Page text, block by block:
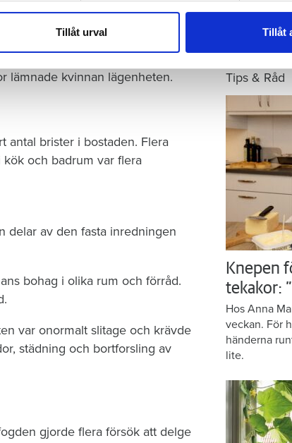
även sådana identifierare och annan
som vi samarbetar med. Dessa kan i sin tur
Tillåt urval Tillåt
betalade och hyresvärdens
in hyrorna men skulderna
lämnade kvinnan lägenheten.
antal brister i bostaden. Flera
och badrum var flera
delar av den fasta inredningen
bohag i olika rum och förråd.
var onormalt slitage och krävde
städning och bortforsling av
gjorde flera försök att delge
Knepen är
min sida”,
Tips & Råd
Knepen
tekakor:
Hos Anna
veckan. För
händerna
lite.